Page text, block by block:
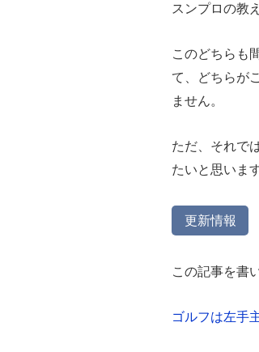
スンプロの教
このどちらも
て、どちらが
ません。
ただ、それで
たいと思います
更新情報
この記事を書
ゴルフは左手